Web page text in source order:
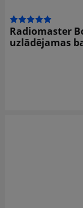
Radiomaster
uzlādējamas